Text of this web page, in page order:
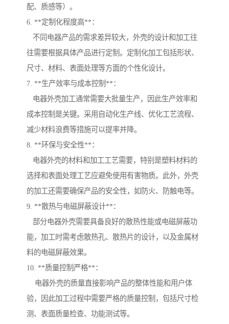
配、质感等）。
6. **定制化程度高**：
不同电器产品的需求差异较大，外壳的设计和加工往
往需要根据具体产品进行定制。定制化加工包括形状、
尺寸、材料、表面处理等方面的个性化设计。
7. **生产效率与成本控制**：
电器外壳加工通常需要大批量生产，因此生产效率和
成本控制是关键。采用自动化生产线、优化工艺流程、
减少材料浪费等措施可以提率并降。
8. **环保与安全性**：
电器外壳的材料和加工工艺需要，特别是塑料材料的
选择和表面处理工艺应避免使用有害物质。此外，外壳
的加工还需要确保产品的安全性，如防火、防触电等。
9. **散热与电磁屏蔽设计**：
部分电器外壳需要具备良好的散热性能或电磁屏蔽功
能，加工时需考虑散热孔、散热片的设计，以及金属材
料的电磁屏蔽效果。
10. **质量控制严格**：
电器外壳的质量直接影响产品的整体性能和用户体
验，因此加工过程中需要严格的质量控制，包括尺寸检
测、表面质量检查、功能测试等。